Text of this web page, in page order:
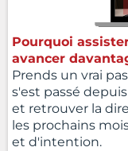
Pourquoi
avancer
Prends un vrai
s'est passé
et retrouver la
les prochains
et d'intention.